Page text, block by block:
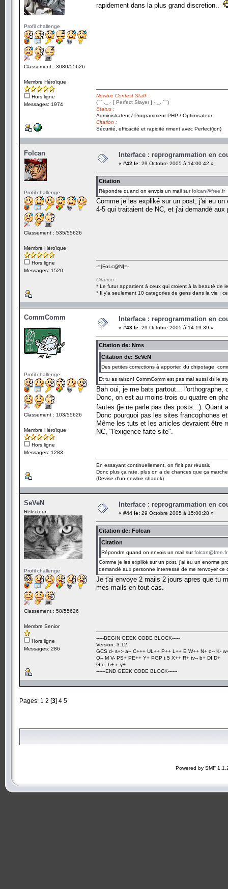
Profil challenge
Classement : 3080/55626
Membre Héroïque
Hors ligne
Messages: 1974
rapidement dans la plus grand discretion..
Newbie Contest Staff :
(¯`·._.· [ Perfect Slayer ] ·._.·´¯)
Status :
Administrateur / Programmeur PHP / Optimisateur
Citation :
Sécurité, efficacité et rapidité riment avec Perfect(ion)
Folcan
Profil challenge
Classement : 535/55626
Membre Héroïque
Hors ligne
Messages: 1520
Interface : reprogrammation en
« #42 le: 29 Octobre 2005 à 14:00:42 »
Citation
Répondre quand on envois un mail surfolcan@free.fr
Comme je les expliké sur un post, j'ai eu
4-5 qui traitaient de NC, et j'ai demandé
-=[FoLc@N]=-
Citation :
* Le futur appartient à ceux qui croient à la beauté de
* Il y'a seulement 10 categories de gens dans la vie :
CommComm
Profil challenge
Classement : 103/55626
Membre Héroïque
Hors ligne
Messages: 1283
Interface : reprogrammation en
« #43 le: 29 Octobre 2005 à 14:19:39 »
Citation de: Nms
Citation de: SeVeN
Des petites corrections à apporter, du chipotage,
Et tu as raison! CommComm est pas mal aussi ds le
Bah oui, je me bats partout...
Donc, on est au moins trois ou quatre en
fautes (je ne parle pas des posts...).
Donc pourquoi pas les sites francophones
Même les tuts et les articles devraient être
NC, "l'exigence faite site".
En essayant continuellement, on finit par réussir.
Donc plus ça rate, plus on a de chances que ça
(Devise d'un newbie shadok)
SeVeN
Relecteur
Profil challenge
Classement : 58/55626
Membre Senior
Hors ligne
Messages: 286
Interface : reprogrammation en
« #44 le: 29 Octobre 2005 à 15:00:28 »
Citation de: Folcan
Citation
Répondre quand on envois un mail surfolcan@free.fr
Comme je les expliké sur un post, j'ai eu un enorme
demandé aux personne interressé de me renvoyer ce
Je t'ai envoye 2 mails 2 jours apres que tu
mes mails en tout cas.
-----BEGIN GEEK CODE BLOCK-----
Version: 3.12
GCS d- s+:- a-- C+++ UL++ P++ L++ E W++ N+ o-- K-
O-- M V- PS+ PE++ Y+ PGP t 5 X++ R+ tv-- b+ DI D+
G e- h+ r- y+
------END GEEK CODE BLOCK------
Pages: 1 2 [3] 4 5
Powered by SMF